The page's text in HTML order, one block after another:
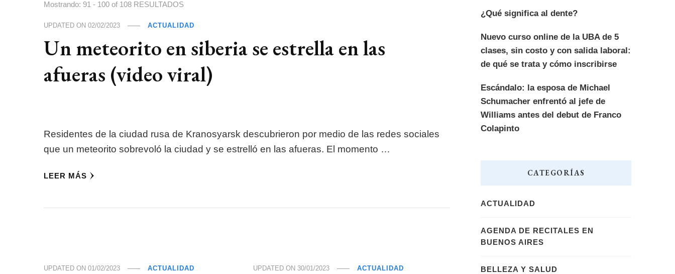
Mostrando: 91 - 100 of 108 RESULTADOS
UPDATED ON02/02/2023 ACTUALIDAD
Un meteorito en siberia se estrella en las
afueras (video viral)
Residentes de la ciudad rusa de Kranosyarsk descubrieron por medio de las redes sociales
que un meteorito sobrevoló la ciudad y se estrelló en las afueras. El momento …
LEER MÁS
UPDATED ON01/02/2023 ACTUALIDAD UPDATED ON 30/01/2023 ACTUALIDAD
¿Qué significa al dente?
Nuevo curso online de la UBA de 5
clases, sin costo y con salida laboral:
de qué se trata y cómo inscribirse
Escándalo: la esposa de Michael
Schumacher enfrentó al jefe de
Williams antes del debut de Franco
Colapinto
CATEGORÍAS
ACTUALIDAD
AGENDA DE RECITALES EN
BUENOS AIRES
BELLEZA Y SALUD